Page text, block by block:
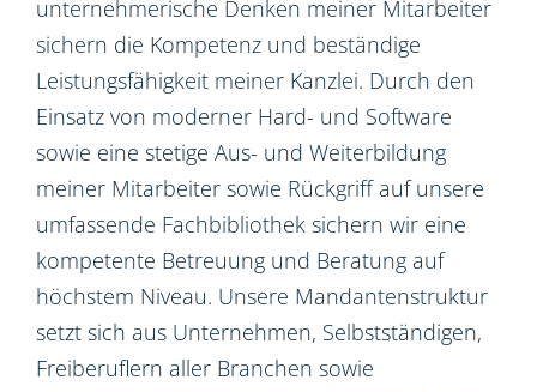
unternehmerische Denken meiner Mitarbeiter
sichern die Kompetenz und beständige
Leistungsfähigkeit meiner Kanzlei. Durch den
Einsatz von moderner Hard- und Software
sowie eine stetige Aus- und Weiterbildung
meiner Mitarbeiter sowie Rückgriff auf unsere
umfassende Fachbibliothek sichern wir eine
kompetente Betreuung und Beratung auf
höchstem Niveau. Unsere Mandantenstruktur
setzt sich aus Unternehmen, Selbstständigen,
Freiberuflern aller Branchen sowie